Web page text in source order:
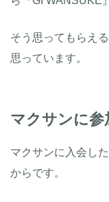
そう思ってもらえ
思っています。
マクサンに参
マクサンに入会し
からです。